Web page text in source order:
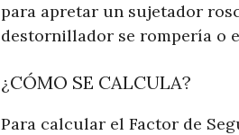
para apretar un sujetador
destornillador se rompería o
¿CÓMO SE CALCULA?
Para calcular el Factor de